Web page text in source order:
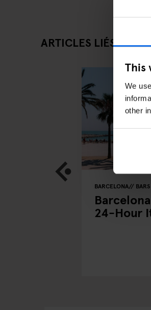
This
We
other
ARTICLES LIÉS
BARCELONA
24-Hour